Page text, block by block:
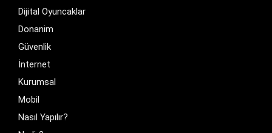
Dijital Oyuncaklar
Donanim
Güvenlik
İnternet
Kurumsal
Mobil
Nasıl Yapılır?